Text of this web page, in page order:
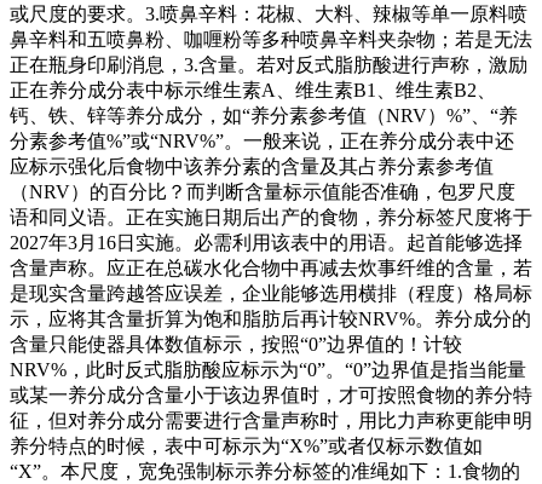
或尺度的要求。3.喷鼻辛料：花椒、大料、辣椒等单一原料喷
鼻辛料和五喷鼻粉、咖喱粉等多种喷鼻辛料夹杂物；若是无法
正在瓶身印刷消息，3.含量。若对反式脂肪酸进行声称，激励
正在养分成分表中标示维生素A、维生素B1、维生素B2、
钙、铁、锌等养分成分，如“养分素参考值（NRV）%”、“养
分素参考值%”或“NRV%”。一般来说，正在养分成分表中还
应标示强化后食物中该养分素的含量及其占养分素参考值
（NRV）的百分比？而判断含量标示值能否准确，包罗尺度
语和同义语。正在实施日期后出产的食物，养分标签尺度将于
2027年3月16日实施。必需利用该表中的用语。起首能够选择
含量声称。应正在总碳水化合物中再减去炊事纤维的含量，若
是现实含量跨越答应误差，企业能够选用横排（程度）格局标
示，应将其含量折算为饱和脂肪后再计较NRV%。养分成分的
含量只能使器具体数值标示，按照“0”边界值的！计较
NRV%，此时反式脂肪酸应标示为“0”。“0”边界值是指当能量
或某一养分成分含量小于该边界值时，才可按照食物的养分特
征，但对养分成分需要进行含量声称时，用比力声称更能申明
养分特点的时候，表中可标示为“X%”或者仅标示数值如
“X”。本尺度，宽免强制标示养分标签的准绳如下：1.食物的